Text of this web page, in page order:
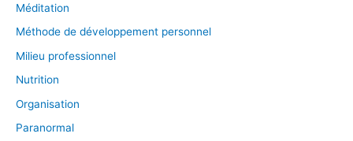
Méditation
Méthode de développement personnel
Milieu professionnel
Nutrition
Organisation
Paranormal